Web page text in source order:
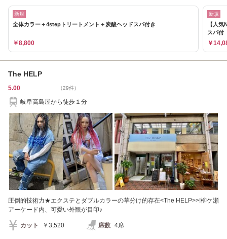
新規
全体カラー＋4stepトリートメント＋炭酸ヘッドスパ付き
￥8,800
新規
【人
スパ付
￥
The HELP
5.00 （29件）
岐阜高島屋から徒歩１分
圧倒的技術力★エクステとダブルカラーの草分け的存在<The HELP>>!柳ケ瀬
アーケード内、可愛い外観が目印♪
カット ￥3,520 席数 4席